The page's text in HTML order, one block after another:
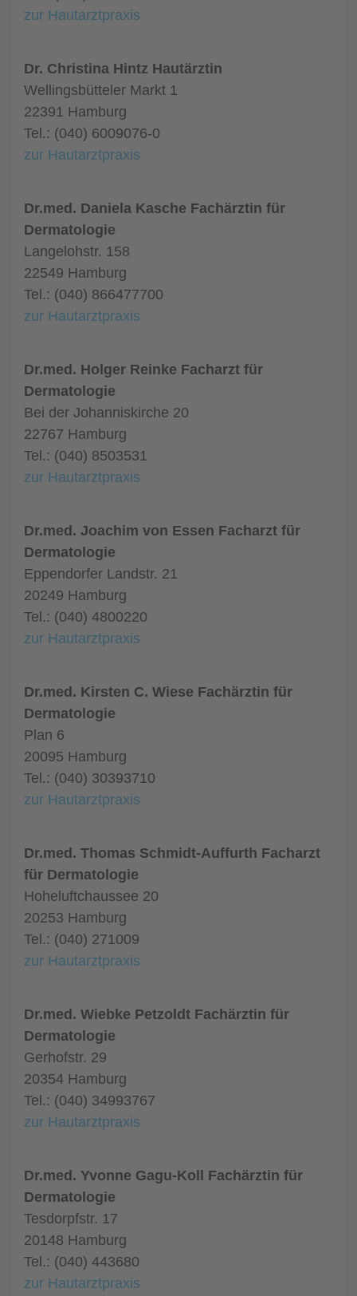
zur Hautarztpraxis
Dr. Christina Hintz Hautärztin
Wellingsbütteler Markt 1
22391 Hamburg
Tel.: (040) 6009076-0
zur Hautarztpraxis
Dr.med. Daniela Kasche Fachärztin für
Dermatologie
Langelohstr. 158
22549 Hamburg
Tel.: (040) 866477700
zur Hautarztpraxis
Dr.med. Holger Reinke Facharzt für
Dermatologie
Bei der Johanniskirche 20
22767 Hamburg
Tel.: (040) 8503531
zur Hautarztpraxis
Dr.med. Joachim von Essen Facharzt für
Dermatologie
Eppendorfer Landstr. 21
20249 Hamburg
Tel.: (040) 4800220
zur Hautarztpraxis
Dr.med. Kirsten C. Wiese Fachärztin für
Dermatologie
Plan 6
20095 Hamburg
Tel.: (040) 30393710
zur Hautarztpraxis
Dr.med. Thomas Schmidt-Auffurth Facharzt
für Dermatologie
Hoheluftchaussee 20
20253 Hamburg
Tel.: (040) 271009
zur Hautarztpraxis
Dr.med. Wiebke Petzoldt Fachärztin für
Dermatologie
Gerhofstr. 29
20354 Hamburg
Tel.: (040) 34993767
zur Hautarztpraxis
Dr.med. Yvonne Gagu-Koll Fachärztin für
Dermatologie
Tesdorpfstr. 17
20148 Hamburg
Tel.: (040) 443680
zur Hautarztpraxis